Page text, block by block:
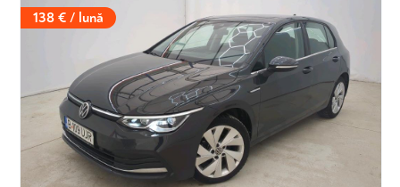
138 € / lună